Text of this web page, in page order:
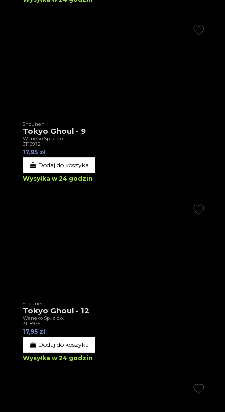
Shounen
Tokyo Ghoul - 9
Waneko Sp. z o.o.
3T18972
17,95 zł
Dodaj do koszyka
Wysyłka w 24 godzin
Shounen
Tokyo Ghoul - 12
Waneko Sp. z o.o.
3T18975
17,95 zł
Dodaj do koszyka
Wysyłka w 24 godzin